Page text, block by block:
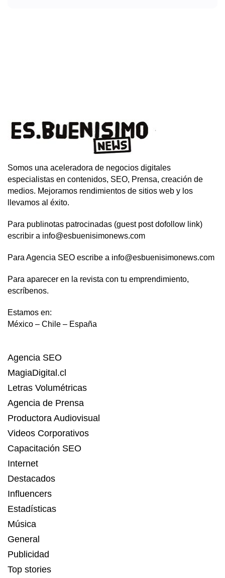
Somos una aceleradora de negocios digitales
especialistas en contenidos, SEO, Prensa, creación de
medios. Mejoramos rendimientos de sitios web y los
llevamos al éxito.
Para publinotas patrocinadas (guest post dofollow link)
escribir a info@esbuenisimonews.com
Para Agencia SEO escribe a info@esbuenisimonews.com
Para aparecer en la revista con tu emprendimiento,
escríbenos.
Estamos en:
México – Chile – España
Agencia SEO
MagiaDigital.cl
Letras Volumétricas
Agencia de Prensa
Productora Audiovisual
Videos Corporativos
Capacitación SEO
Internet
Destacados
Influencers
Estadísticas
Música
General
Publicidad
Top stories